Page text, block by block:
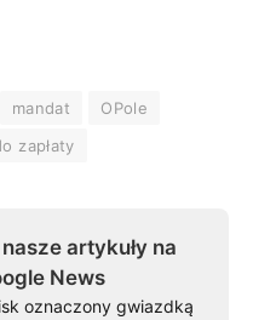
mandat
OPole
zapłaty
artykuły na
News
oznaczony gwiazdką